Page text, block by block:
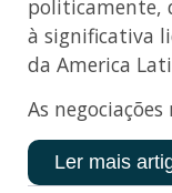
politicamente,
à significativa
da America
As
Ler mais